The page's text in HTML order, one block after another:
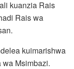
kuanzia Rais
Rais wa
kuimarishwa
Msimbazi.